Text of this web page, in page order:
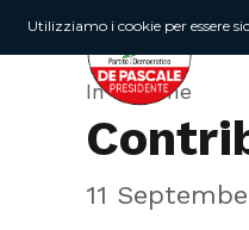
In Regione
11
Utilizziamo i cookie per essere